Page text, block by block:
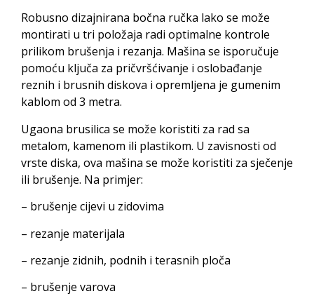
Robusno dizajnirana bočna ručka lako se može
montirati u tri položaja radi optimalne kontrole
prilikom brušenja i rezanja. Mašina se isporučuje
pomoću ključa za pričvršćivanje i oslobađanje
reznih i brusnih diskova i opremljena je gumenim
kablom od 3 metra.
Ugaona brusilica se može koristiti za rad sa
metalom, kamenom ili plastikom. U zavisnosti od
vrste diska, ova mašina se može koristiti za sječenje
ili brušenje. Na primjer:
– brušenje cijevi u zidovima
– rezanje materijala
– rezanje zidnih, podnih i terasnih ploča
– brušenje varova